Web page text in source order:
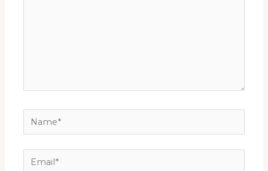
Name*
Email*